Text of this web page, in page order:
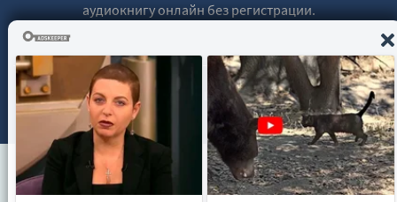
аудиокнигу онлайн без регистрации.
© 2021 - 2026 booksaudio-online.com Все права защищены.